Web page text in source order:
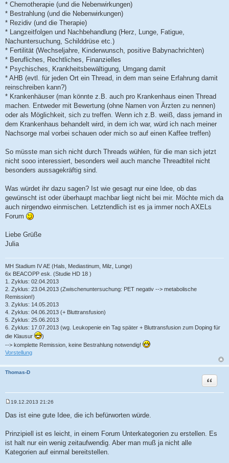
* Chemotherapie (und die Nebenwirkungen)
* Bestrahlung (und die Nebenwirkungen)
* Rezidiv (und die Therapie)
* Langzeitfolgen und Nachbehandlung (Herz, Lunge, Fatigue,
Nachuntersuchung, Schilddrüse etc.)
* Fertilität (Wechseljahre, Kinderwunsch, positive Babynachrichten)
* Berufliches, Rechtliches, Finanzielles
* Psychisches, Krankheitsbewältigung, Umgang damit
* AHB (evtl. für jeden Ort ein Thread, in dem man seine Erfahrung damit
reinschreiben kann?)
* Krankenhäuser (man könnte z.B. auch pro Krankenhaus einen Thread
machen. Entweder mit Bewertung (ohne Namen von Ärzten zu nennen)
oder als Möglichkeit, sich zu treffen. Wenn ich z.B. weiß, dass jemand in
dem Krankenhaus behandelt wird, in dem ich war, würd ich nach meiner
Nachsorge mal vorbei schauen oder mich so auf einen Kaffee treffen)
So müsste man sich nicht durch Threads wühlen, für die man sich jetzt
nicht sooo interessiert, besonders weil auch manche Threadtitel nicht
besonders aussagekräftig sind.
Was würdet ihr dazu sagen? Ist wie gesagt nur eine Idee, ob das
gewünscht ist oder überhaupt machbar liegt nicht bei mir. Möchte mich da
auch nirgendwo einmischen. Letztendlich ist es ja immer noch AXELs
Forum
Liebe Grüße
Julia
MH Stadium IV AE (Hals, Mediastinum, Milz, Lunge)
6x BEACOPP esk. (Studie HD 18 )
1. Zyklus: 02.04.2013
2. Zyklus: 23.04.2013 (Zwischenuntersuchung: PET negativ --> metabolische
Remission!)
3. Zyklus: 14.05.2013
4. Zyklus: 04.06.2013 (+ Bluttransfusion)
5. Zyklus: 25.06.2013
6. Zyklus: 17.07.2013 (wg. Leukopenie ein Tag später + Bluttransfusion zum Doping für
die Klausur
)
--> komplette Remission, keine Bestrahlung notwendig!
Vorstellung
Thomas-D
Zitat
i
r
a
g
19.12.2013 21:26
Das ist eine gute Idee, die ich befürworten würde.
Prinzipiell ist es leicht, in einem Forum Unterkategorien zu erstellen. Es
ist halt nur ein wenig zeitaufwendig. Aber man muß ja nicht alle
Kategorien auf einmal bereitstellen.